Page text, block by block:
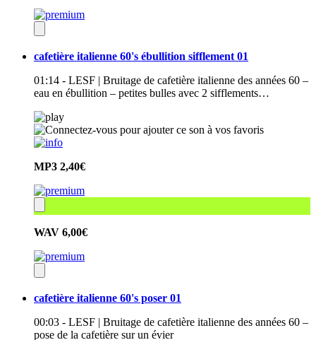
cafetière italienne 60's ébullition sifflement 01
01:14 - LESF | Bruitage de cafetière italienne des années 60 –
eau en ébullition – petites bulles avec 2 sifflements…
MP3 2,40€
WAV 6,00€
cafetière italienne 60's poser 01
00:03 - LESF | Bruitage de cafetière italienne des années 60 –
pose de la cafetière sur un évier